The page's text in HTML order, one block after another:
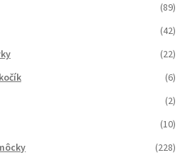
(89)
(42)
(22)
(6)
(2)
(10)
(228)